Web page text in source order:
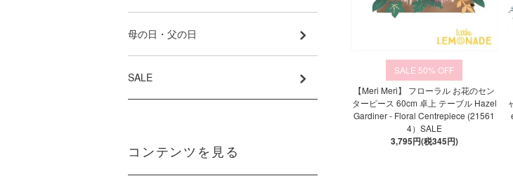
50%
【Meri Meri】 フローラル お花のセン
ターピース 60cm 卓上 テーブル Hazel
Gardiner - Floral Centrepiece (21561
4）SALE
3,795円(税345円)
母の日・父の日
SALE
コンテンツを見る